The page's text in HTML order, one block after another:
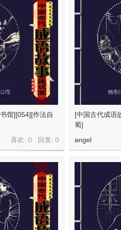
馆][054][作法自
喜欢: 0 回复: 0
[中国古代成语
蜀]
angel